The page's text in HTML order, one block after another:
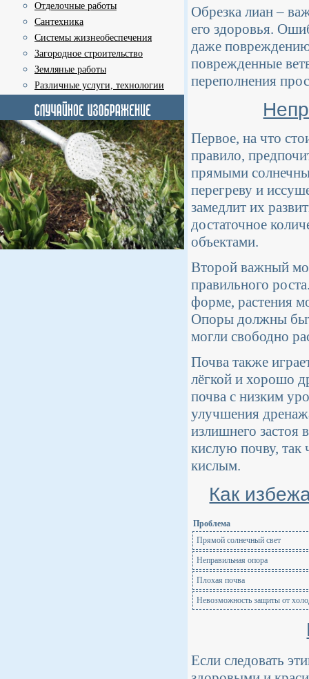
Отделочные работы
Сантехника
Системы жизнеобеспечения
Загородное строительство
Земляные работы
Различные услуги, технологии
Обрезка лиан –
его здоровья.
даже повреждению
поврежденные
переполнения
Первое, на что
правило,
прямыми
перегреву и
замедлит их
достаточное
объектами.
Второй важный
правильного
форме, растения
Опоры должны
могли свободно
Почва также
лёгкой и хорошо
почва с низким
улучшения
излишнего
кислую почву, так
кислым.
Как
Проблема
Прямой солнечный свет
Неправильная опора
Плохая почва
Невозможность защиты от
Если следовать